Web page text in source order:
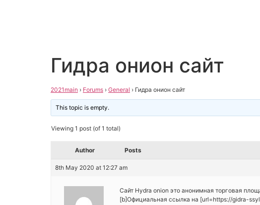
Гидра онион сайт
2021main › Forums › General › Гидра онион сайт
This topic is empty.
Viewing 1 post (of 1 total)
Author Posts
8th May 2020 at 12:27 am
Сайт Hydra onion это анонимная торговая
[b]Официальная ссылка на [url=https://gidra-